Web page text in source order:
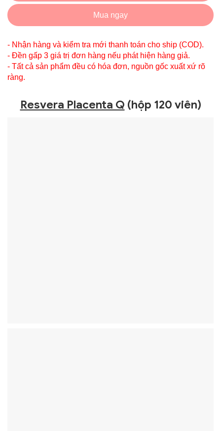
Mua ngay
- Nhận hàng và kiểm tra mới thanh toán cho ship (COD).
- Đền gấp 3 giá trị đơn hàng nếu phát hiện hàng giả.
- Tất cả sản phẩm đều có hóa đơn, nguồn gốc xuất xứ rõ
ràng.
Resvera Placenta Q (hộp 120 viên)